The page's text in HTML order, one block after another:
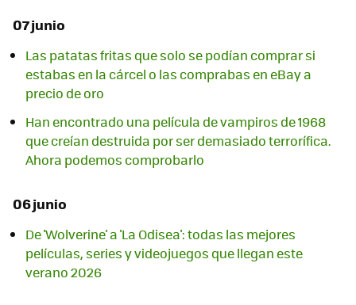
07 junio
Las patatas fritas que solo se podían comprar si
estabas en la cárcel o las comprabas en eBay a
precio de oro
Han encontrado una película de vampiros de 1968
que creían destruida por ser demasiado terrorífica.
Ahora podemos comprobarlo
06 junio
De 'Wolverine' a 'La Odisea': todas las mejores
películas, series y videojuegos que llegan este
verano 2026